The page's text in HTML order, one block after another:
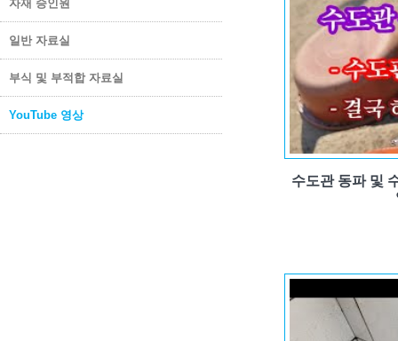
자재 승인원
일반 자료실
부식 및 부적합 자료실
YouTube 영상
수도관 동파 및